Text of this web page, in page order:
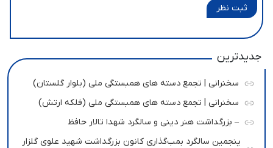
ثبت نظر
جدیدترین
سخنرانی | تجمع دسته های همبستگی ملی (بلوار گلستان)
سخنرانی | تجمع دسته های همبستگی ملی (فلکه ارتش)
– بزرگداشت هنر دینی و سالگرد شهدا تالار حافظ
پنجمین سالگرد بمب‌گذاری کانون بزرگداشت شهید علوی گلزار